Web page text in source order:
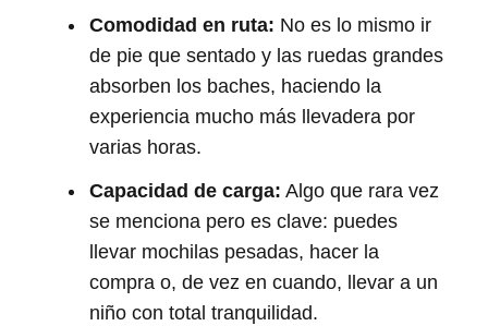
Comodidad en ruta: No es lo mismo ir
de pie que sentado y las ruedas grandes
absorben los baches, haciendo la
experiencia mucho más llevadera por
varias horas.
Capacidad de carga: Algo que rara vez
se menciona pero es clave: puedes
llevar mochilas pesadas, hacer la
compra o, de vez en cuando, llevar a un
niño con total tranquilidad.